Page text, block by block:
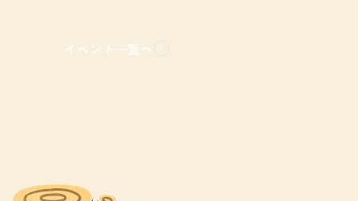
イベント一覧へ